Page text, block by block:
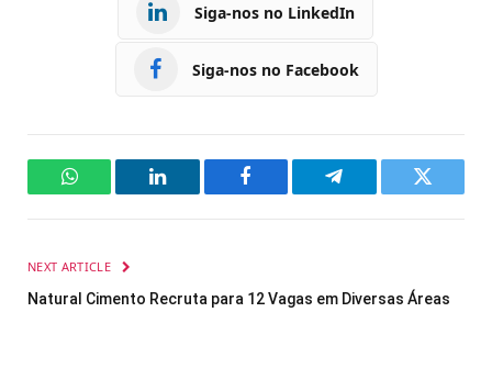
Siga-nos no LinkedIn
Siga-nos no Facebook
WhatsAppLinkedIn Facebook Telegram Twitter
NEXT ARTICLE
Natural Cimento Recruta para 12 Vagas em Diversas Áreas